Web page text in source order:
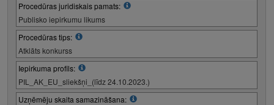
Procedūras juridiskais pamats:
Publisko iepirkumu likums
Procedūras tips:
Atklāts konkurss
Iepirkuma profils:
PIL_AK_EU_sliekšņi_(līdz 24.10.2023.)
Uzņēmēju skaita samazināšana: